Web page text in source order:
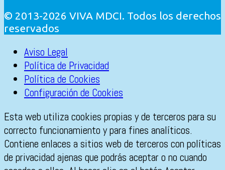
© 2013-2026 VIVA MDCI. Todos los derechos
reservados
Aviso Legal
Política de Privacidad
Política de Cookies
Configuración de Cookies
Esta web utiliza cookies propias y de terceros para su
correcto funcionamiento y para fines analíticos.
Contiene enlaces a sitios web de terceros con políticas
de privacidad ajenas que podrás aceptar o no cuando